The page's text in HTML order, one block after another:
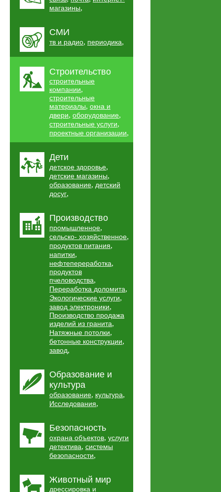
магазины,
СМИ
тв и радио, периодика,
Строительство
строительные
компании,
строительные
материалы, окна и
двери, оборудование,
строительные услуги,
проектные организации,
Дети
детское здоровье,
детские магазины,
образование, детский
досуг,
Производство
промышленное,
сельско- хозяйственное,
продуктов питания,
напитки,
нефтепереработка,
продуктов
пчеловодства,
Переработка доломита,
Экологические услуги,
завод электроники,
Производство продажа
изделий из гранита,
Натяжные потолки,
бетонные конструкции,
завод,
Образование и
культура
образование, культура,
Исследования,
Безопасность
охрана объектов, услуги
детектива, системы
безопасности,
Животный мир
дрессировка и